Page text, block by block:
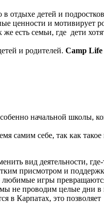
отдыхе детей и
ценности и мотивирует
есть семьи, где дети
и родителей. Camp Life
начальной школы,
самим себе, так как
вид деятельности,
присмотром и
любимые игры
не проводим целые дни в
в Карпатах, это позволяет